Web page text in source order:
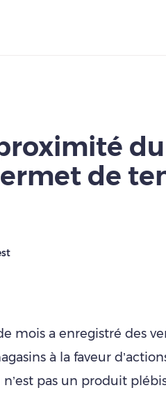
du
de
mois a enregistré des
à la faveur
n’est pas un produit